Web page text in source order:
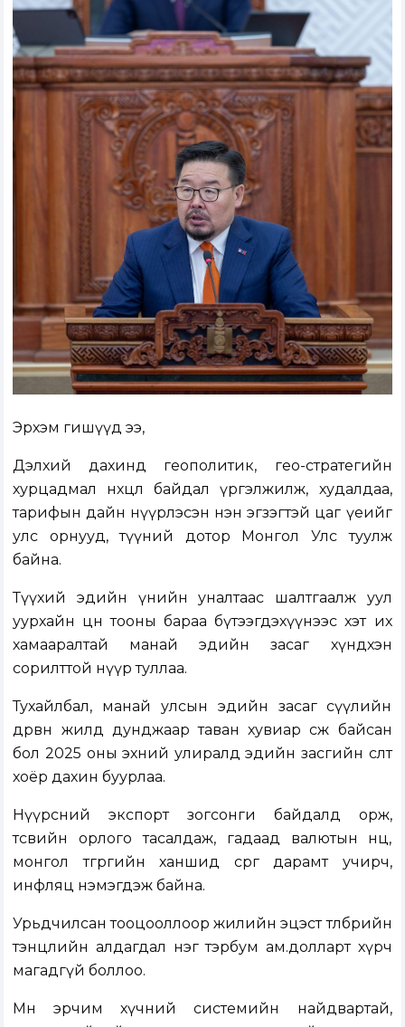
Эрхэм гишүүд ээ,
Дэлхий дахинд геополитик, гео-стратегийн
хурцадмал нөхцөл байдал үргэлжилж, худалдаа,
тарифын дайн нүүрлэсэн нэн эгзэгтэй цаг үеийг
улс орнууд, түүний дотор Монгол Улс туулж
байна.
Түүхий эдийн үнийн уналтаас шалтгаалж уул
уурхайн цөөн тооны бараа бүтээгдэхүүнээс хэт их
хамааралтай манай эдийн засаг хүндхэн
сорилттой нүүр туллаа.
Тухайлбал, манай улсын эдийн засаг сүүлийн
дөрвөн жилд дунджаар таван хувиар өсөж байсан
бол 2025 оны эхний улиралд эдийн засгийн өсөлт
хоёр дахин буурлаа.
Нүүрсний экспорт зогсонги байдалд орж,
төсвийн орлого тасалдаж, гадаад валютын нөөц,
монгол төгрөгийн ханшид сөрөг дарамт учирч,
инфляц нэмэгдэж байна.
Урьдчилсан тооцооллоор жилийн эцэст төлбөрийн
тэнцлийн алдагдал нэг тэрбум ам.долларт хүрч
магадгүй боллоо.
Мөн эрчим хүчний системийн найдвартай,